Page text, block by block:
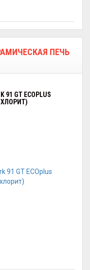
ПЕЧЬ
GT ECOPLUS